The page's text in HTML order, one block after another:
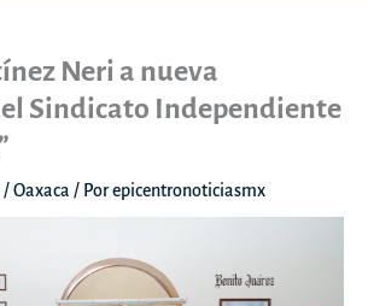
Neri a nueva
Sindicato Independiente
/Oaxaca / Porepicentronoticiasmx